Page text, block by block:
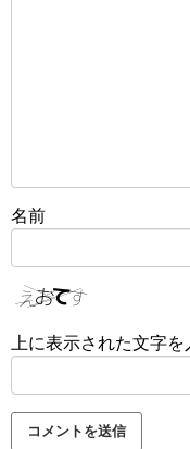
名前
上に表示された文字